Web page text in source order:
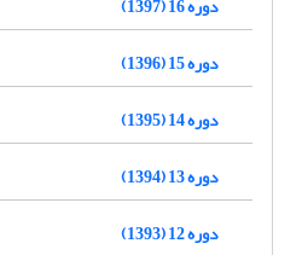
دوره 15 (1396)
دوره 14 (1395)
دوره 13 (1394)
دوره 12 (1393)